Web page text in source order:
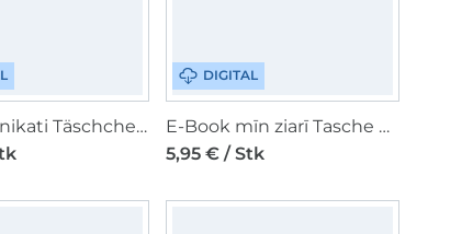
E-Book Unikati Täschchen Little Bloom
DIGITAL
E-Book mīn ziarī Tasche MondT(o)ur
5,95 € / Stk